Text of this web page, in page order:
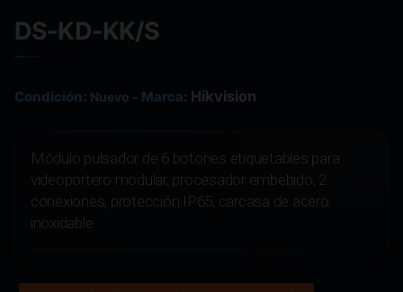
DS-KD-KK/S
Condición: Nuevo - Marca: Hikvision
Módulo pulsador de 6 botones etiquetables para
videoportero modular, procesador embebido, 2
conexiones, protección IP65, carcasa de acero
inoxidable